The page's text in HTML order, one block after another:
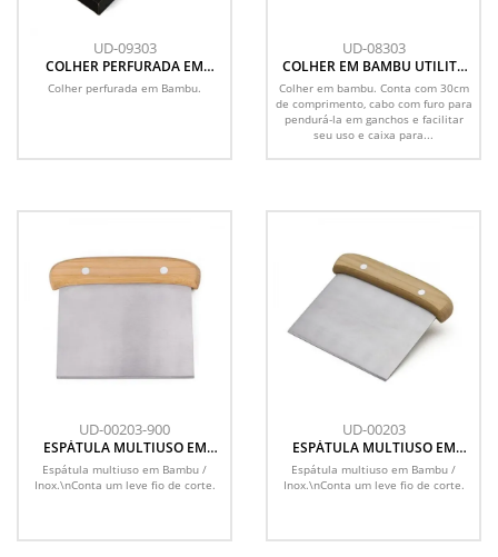
UD-09303
COLHER PERFURADA EM
BAMBU UTILITY - 30 CM COM
EMBALAGEM
Colher perfurada em Bambu.
UD-08303
COLHER EM BAMBU UTILITY
COM EMBALAGEM - 30 CM
Colher em bambu. Conta com 30cm
de comprimento, cabo com furo para
pendurá-la em ganchos e facilitar
seu uso e caixa para...
UD-00203-900
ESPÁTULA MULTIUSO EM
BAMBU / INOX - 13,5X11,5CM
Espátula multiuso em Bambu /
Inox.\nConta um leve fio de corte.
UD-00203
ESPÁTULA MULTIUSO EM
BAMBU / INOX - 13,5X11,5CM
Espátula multiuso em Bambu /
Inox.\nConta um leve fio de corte.